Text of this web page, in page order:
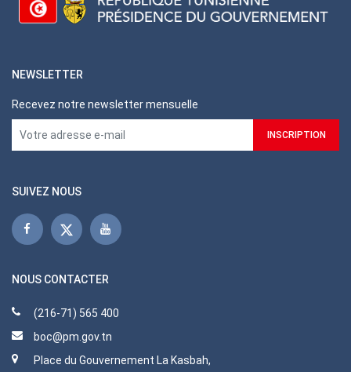
NEWSLETTER
Recevez notre newsletter mensuelle
SUIVEZ NOUS
NOUS CONTACTER
(216-71) 565 400
boc@pm.gov.tn
Place du Gouvernement La Kasbah,